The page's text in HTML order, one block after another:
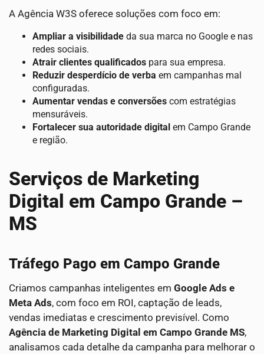
A Agência W3S oferece soluções com foco em:
Ampliar a visibilidade da sua marca no Google e nas
redes sociais.
Atrair clientes qualificados para sua empresa.
Reduzir desperdício de verba em campanhas mal
configuradas.
Aumentar vendas e conversões com estratégias
mensuráveis.
Fortalecer sua autoridade digital em Campo Grande
e região.
Serviços de Marketing
Digital em Campo Grande –
MS
Tráfego Pago em Campo Grande
Criamos campanhas inteligentes em Google Ads e
Meta Ads, com foco em ROI, captação de leads,
vendas imediatas e crescimento previsível. Como
Agência de Marketing Digital em Campo Grande MS,
analisamos cada detalhe da campanha para melhorar o